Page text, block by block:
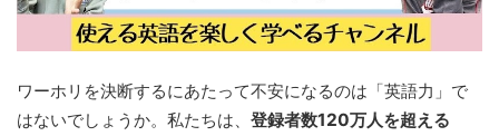
ワーホリを決断するにあたって不安になるのは「英語力」で
はないでしょうか。私たちは、 登録者数120万人を超える